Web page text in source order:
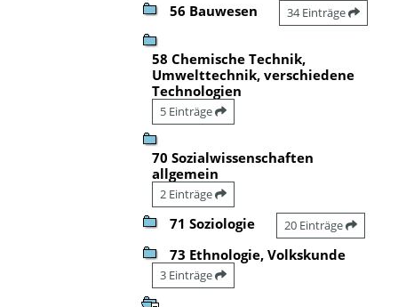
56 Bauwesen 34 Einträge
58 Chemische Technik,
Umwelttechnik, verschiedene
Technologien
5 Einträge
70 Sozialwissenschaften
allgemein
2 Einträge
71 Soziologie 20 Einträge
73 Ethnologie, Volkskunde
3 Einträge